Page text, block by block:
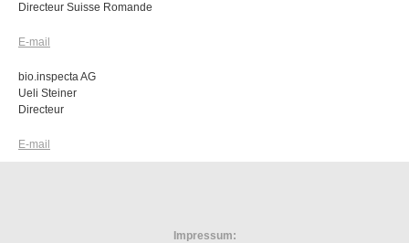
Directeur Suisse Romande
E-mail
bio.inspecta AG
Ueli Steiner
Directeur
E-mail
Impressum: